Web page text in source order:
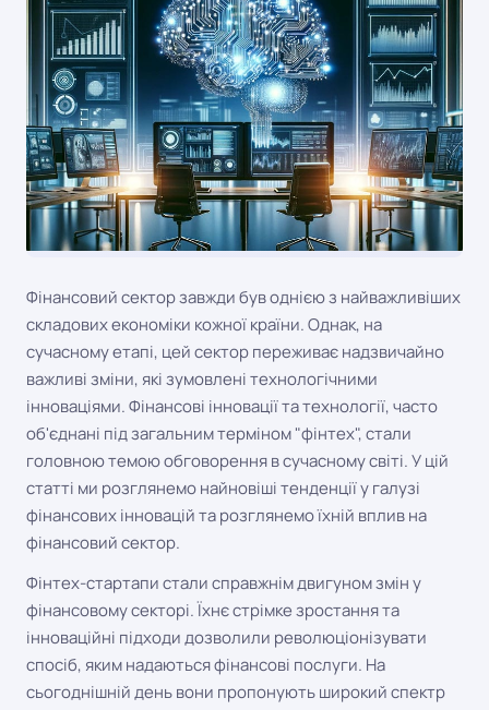
Фінансовий сектор завжди був однією з найважливіших
складових економіки кожної країни. Однак, на
сучасному етапі, цей сектор переживає надзвичайно
важливі зміни, які зумовлені технологічними
інноваціями. Фінансові інновації та технології, часто
об'єднані під загальним терміном "фінтех", стали
головною темою обговорення в сучасному світі. У цій
статті ми розглянемо найновіші тенденції у галузі
фінансових інновацій та розглянемо їхній вплив на
фінансовий сектор.
Фінтех-стартапи стали справжнім двигуном змін у
фінансовому секторі. Їхнє стрімке зростання та
інноваційні підходи дозволили революціонізувати
спосіб, яким надаються фінансові послуги. На
сьогоднішній день вони пропонують широкий спектр